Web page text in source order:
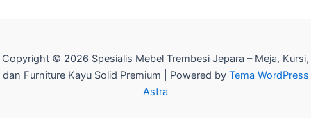
Copyright © 2026 Spesialis Mebel Trembesi Jepara – Meja, Kursi,
dan Furniture Kayu Solid Premium | Powered by Tema WordPress
Astra